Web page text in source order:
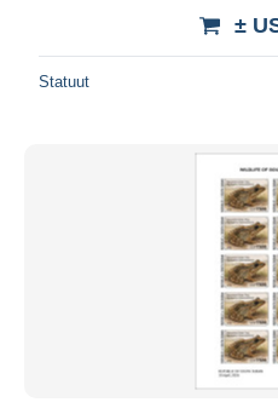
±
Statuut